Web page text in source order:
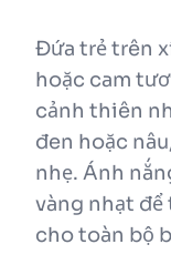
Đứa trẻ trên
hoặc cam
cảnh thiên
đen hoặc
nhẹ. Ánh
vàng nhạt để
cho toàn bộ